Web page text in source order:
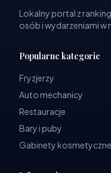
Lokalny portal z
osób i wydarzeniami w
Popularne kategorie
Fryzjerzy
Auto mechanicy
Restauracje
Bary i puby
Gabinety kosmetyczne